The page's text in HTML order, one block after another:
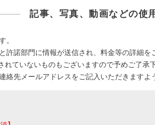
記事、写真、動画などの使
。
許諾部門に情報が送信され、料金等の詳細を
れていないものもございますので予めご了承
絡先メールアドレスをご記入いただきますよ